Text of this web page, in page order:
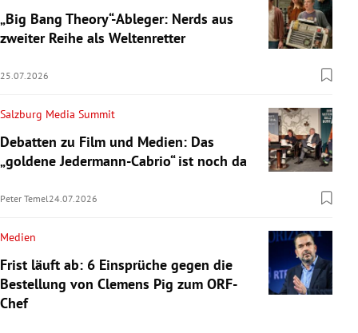
„Big Bang Theory“-Ableger: Nerds aus
zweiter Reihe als Weltenretter
25.07.2026
Salzburg Media Summit
Debatten zu Film und Medien: Das
„goldene Jedermann-Cabrio“ ist noch da
Peter Temel 24.07.2026
Medien
Frist läuft ab: 6 Einsprüche gegen die
Bestellung von Clemens Pig zum ORF-
Chef